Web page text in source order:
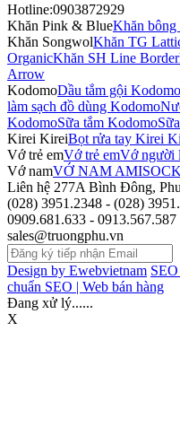
Hotline:0903872929
Khăn Pink & BlueKhăn
Khăn SongwolKhăn TG
OrganicKhăn SH Line Border
Arrow
KodomoDầu tắm gội Kodomo
làm sạch đồ dùng Kodomo
KodomoSữa tắm Kodomo
Kirei KireiBọt rửa tay Kirei
Vớ trẻ emVớ trẻ emVớ người
Vớ namVỚ NAM
Liên hệ 277A Bình Đông,
(028) 3951.2348 - (028)
0909.681.633 - 0913.567.587
sales@truongphu.vn
Design by Ewebvietnam
chuẩn SEO | Web bán hàng
Đang xử lý......
X